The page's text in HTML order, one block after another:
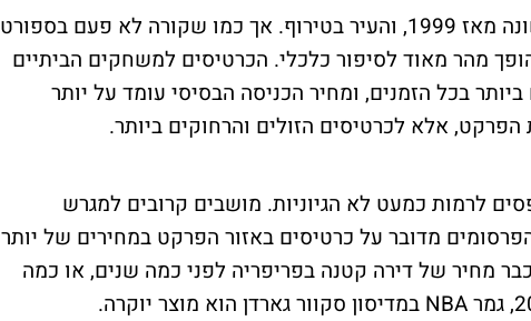
הניו יורק ניקס חוזרים לגמר ה-NBA לראשונה מאז 1999, והעיר בטירוף. אך כמו שקורה לא פעם בספורט
מהר מאוד לסיפור כלכלי. הכרטיסים למשחקים הביתיים
בכל הזמנים, ומחיר הכניסה הבסיסי עומד על יותר
לרמות כמעט לא הגיוניות. מושבים קרובים למגרש
ובחלק מהפרסומים מדובר על כרטיסים באזור הפרקט במחירים של יותר
כבר מחיר של דירה קטנה בפריפריה לפני כמה שנים, או כמה